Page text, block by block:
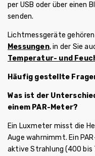
per USB oder über einen
senden.
Lichtmessgeräte
Messungen, in der Sie
Temperatur- und
Häufig gestellte
Was ist der
einem PAR-Meter?
Ein Luxmeter misst die
Auge wahrnimmt. Ein
aktive Strahlung (400 bis